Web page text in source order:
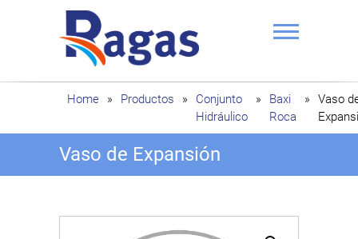
Ragas
Home » Productos »
Conjunto
Hidráulico
»
Baxi
Roca
»
Vaso
Vaso de Expansión